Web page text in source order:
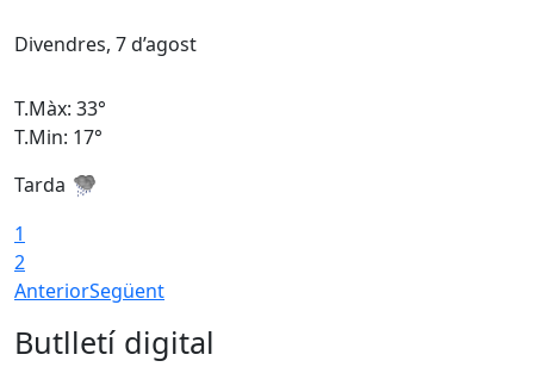
Divendres, 7 d’agost
T.Màx: 33°
T.Min: 17°
Tarda
1
2
AnteriorSegüent
Butlletí digital